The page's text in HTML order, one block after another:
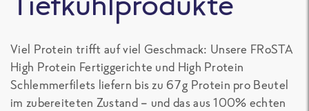
Viel Protein trifft auf viel Geschmack: Unsere FRoSTA
High Protein Fertiggerichte und High Protein
Schlemmerfilets liefern bis zu 67 g Protein pro Beutel
im zubereiteten Zustand – und das aus 100% echten